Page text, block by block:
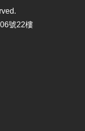
號22樓